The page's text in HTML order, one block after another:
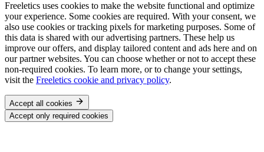
Freeletics uses cookies to make the website functional and optimize
your experience. Some cookies are required. With your consent, we
also use cookies or tracking pixels for marketing purposes. Some of
this data is shared with our advertising partners. These help us
improve our offers, and display tailored content and ads here and on
our partner websites. You can choose whether or not to accept these
non-required cookies. To learn more, or to change your settings,
visit the Freeletics cookie and privacy policy.
Accept all cookies
Accept only required cookies